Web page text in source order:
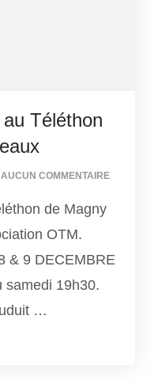
Téléthon
AUCUN COMMENTAIRESYLIANE
DE
de Magny
OTM.
& 9 DECEMBRE
samedi 19h30.
…